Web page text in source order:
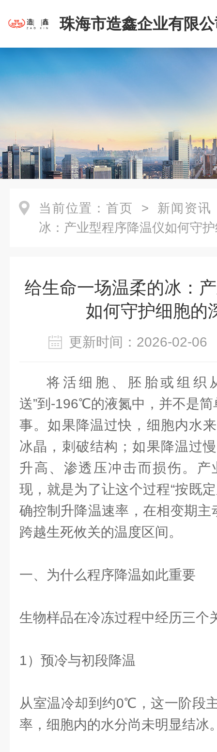
珠海市造鑫企业有限
当前位置： 首页 > 新闻资讯
冰：产业型程序降温仪如何守
给生命一场温柔的冰：
如何守护细胞的
更新时间：2026-02-
将活细胞、胚胎或组织
送”到-196℃的液氮中，并不是简
事。如果降温过快，细胞内水
冰晶，刺破结构；如果降温过
升高、渗透压冲击而损伤。
现，就是为了让这个过程“按既
确控制升降温速率，在相变期主
跨越生死攸关的温度区间。
一、为什么程序降温如此重要
生物样品在冷冻过程中经历三个
1）预冷与初段降温
从室温冷却到约0℃，这一阶段
率，细胞内的水分尚未明显结冰